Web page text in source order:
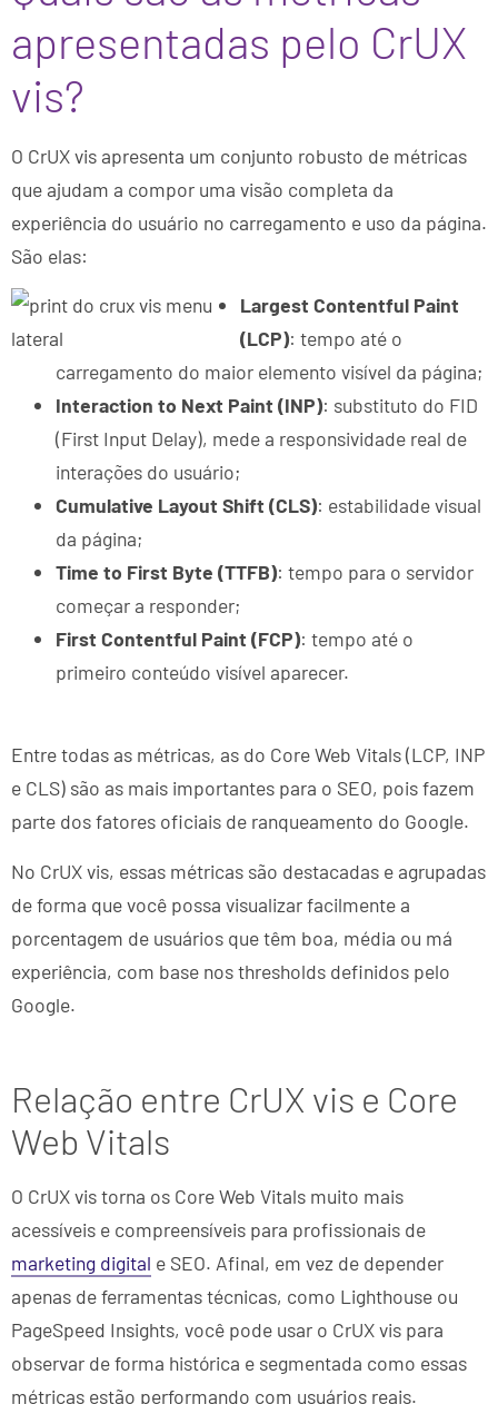
apresentadas pelo CrUX
vis?
O CrUX vis apresenta um conjunto robusto de métricas
que ajudam a compor uma visão completa da
experiência do usuário no carregamento e uso da página.
São elas:
Largest Contentful Paint
(LCP): tempo até o
carregamento do maior elemento visível da página;
Interaction to Next Paint (INP): substituto do FID
(First Input Delay), mede a responsividade real de
interações do usuário;
Cumulative Layout Shift (CLS): estabilidade visual
da página;
Time to First Byte (TTFB): tempo para o servidor
começar a responder;
First Contentful Paint (FCP): tempo até o
primeiro conteúdo visível aparecer.
Entre todas as métricas, as do Core Web Vitals (LCP, INP
e CLS) são as mais importantes para o SEO, pois fazem
parte dos fatores oficiais de ranqueamento do Google.
No CrUX vis, essas métricas são destacadas e agrupadas
de forma que você possa visualizar facilmente a
porcentagem de usuários que têm boa, média ou má
experiência, com base nos thresholds definidos pelo
Google.
Relação entre CrUX vis e Core
Web Vitals
O CrUX vis torna os Core Web Vitals muito mais
acessíveis e compreensíveis para profissionais de
marketing digital e SEO. Afinal, em vez de depender
apenas de ferramentas técnicas, como Lighthouse ou
PageSpeed Insights, você pode usar o CrUX vis para
observar de forma histórica e segmentada como essas
métricas estão performando com usuários reais.